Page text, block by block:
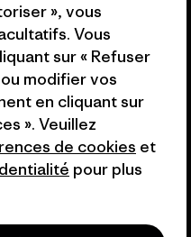
», vous
Vous
sur « Refuser
modifier vos
en cliquant sur
». Veuillez
de cookies et
pour plus